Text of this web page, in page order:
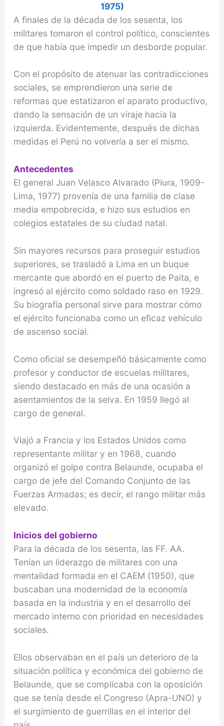
1975)
A finales de la década de los sesenta, los
militares tomaron el control político, conscientes
de que había que impedir un desborde popular.
Con el propósito de atenuar las contradicciones
sociales, se emprendieron una serie de
reformas que estatizaron el aparato productivo,
dando la sensación de un viraje hacia la
izquierda. Evidentemente, después de dichas
medidas el Perú no volvería a ser el mismo.
Antecedentes
El general Juan Velasco Alvarado (Piura, 1909-
Lima, 1977) provenía de una familia de clase
media empobrecida, e hizo sus estudios en
colegios estatales de su ciudad natal.
Sin mayores recursos para proseguir estudios
superiores, se trasladó a Lima en un buque
mercante que abordó en el puerto de Paita, e
ingresó al ejército como soldado raso en 1929.
Su biografía personal sirve para mostrar cómo
el ejército funcionaba como un eficaz vehículo
de ascenso social.
Como oficial se desempeñó básicamente como
profesor y conductor de escuelas militares,
siendo destacado en más de una ocasión a
asentamientos de la selva. En 1959 llegó al
cargo de general.
Viajó a Francia y los Estados Unidos como
representante militar y en 1968, cuando
organizó el golpe contra Belaunde, ocupaba el
cargo de jefe del Comando Conjunto de las
Fuerzas Armadas; es decir, el rango militar más
elevado.
Inicios del gobierno
Para la década de los sesenta, las FF. AA.
Tenían un liderazgo de militares con una
mentalidad formada en el CAEM (1950), que
buscaban una modernidad de la economía
basada en la industria y en el desarrollo del
mercado interno con prioridad en necesidades
sociales.
Ellos observaban en el país un deterioro de la
situación política y económica del gobierno de
Belaunde, que se complicaba con la oposición
que se tenía desde el Congreso (Apra-UNO) y
el surgimiento de guerrillas en el interior del